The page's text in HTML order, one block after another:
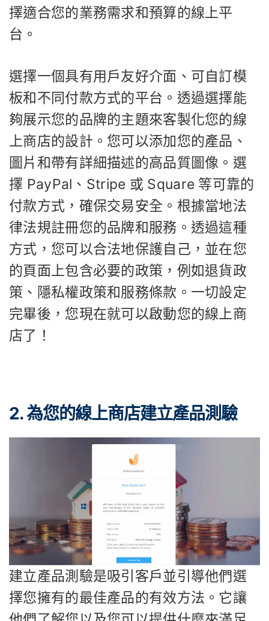
擇適合您的業務需求和預算的線上平
台。
選擇一個具有用戶友好介面、可自訂模
板和不同付款方式的平台。透過選擇能
夠展示您的品牌的主題來客製化您的線
上商店的設計。您可以添加您的產品、
圖片和帶有詳細描述的高品質圖像。選
擇 PayPal、Stripe 或 Square 等可靠的
付款方式，確保交易安全。根據當地法
律法規註冊您的品牌和服務。透過這種
方式，您可以合法地保護自己，並在您
的頁面上包含必要的政策，例如退貨政
策、隱私權政策和服務條款。一切設定
完畢後，您現在就可以啟動您的線上商
店了！
2. 為您的線上商店建立產品測驗
建立產品測驗是吸引客戶並引導他們選
擇您擁有的最佳產品的有效方法。它讓